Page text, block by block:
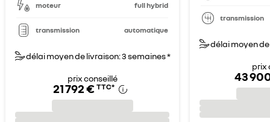
moteur full hybrid
transmission automatique
délai moyen de livraison: 3 semaines *
prix conseillé
21 792 € TTC*
transmission
délai moyen
prix
43